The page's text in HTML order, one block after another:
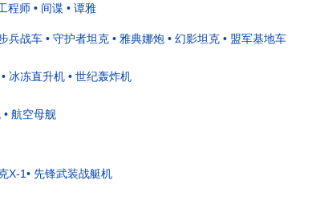
程师 • 间谍 • 谭雅
兵战车 • 守护者坦克 • 雅典娜炮 • 幻影坦克 • 盟军基地车
• 冰冻直升机 • 世纪轰炸机
• 航空母舰
X-1• 先锋武装战艇机